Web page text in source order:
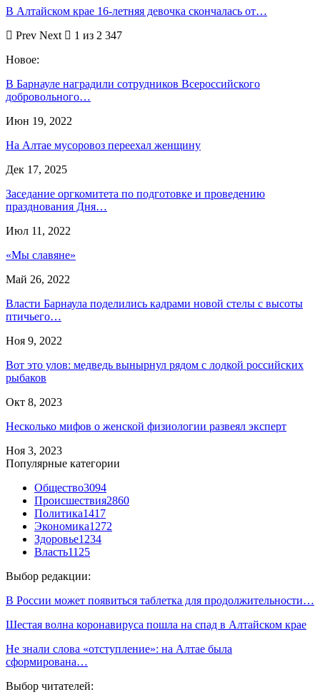
В Алтайском крае 16-летняя девочка скончалась от…
Prev Next
1 из 2 347
Новое:
В Барнауле наградили сотрудников Всероссийского
добровольного…
Июн 19, 2022
На Алтае мусоровоз переехал женщину
Дек 17, 2025
Заседание оргкомитета по подготовке и проведению
празднования Дня…
Июл 11, 2022
«Мы славяне»
Май 26, 2022
Власти Барнаула поделились кадрами новой стелы с высоты
птичьего…
Ноя 9, 2022
Вот это улов: медведь вынырнул рядом с лодкой российских
рыбаков
Окт 8, 2023
Несколько мифов о женской физиологии развеял эксперт
Ноя 3, 2023
Популярные категории
Общество3094
Происшествия2860
Политика1417
Экономика1272
Здоровье1234
Власть1125
Выбор редакции:
В России может появиться таблетка для продолжительности…
Шестая волна коронавируса пошла на спад в Алтайском крае
Не знали слова «отступление»: на Алтае была
сформирована…
Выбор читателей: